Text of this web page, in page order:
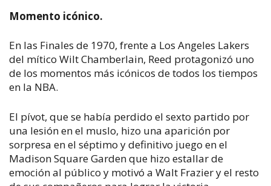
Momento icónico.
En las Finales de 1970, frente a Los Angeles Lakers
del mítico Wilt Chamberlain, Reed protagonizó uno
de los momentos más icónicos de todos los tiempos
en la NBA.
El pívot, que se había perdido el sexto partido por
una lesión en el muslo, hizo una aparición por
sorpresa en el séptimo y definitivo juego en el
Madison Square Garden que hizo estallar de
emoción al público y motivó a Walt Frazier y el resto